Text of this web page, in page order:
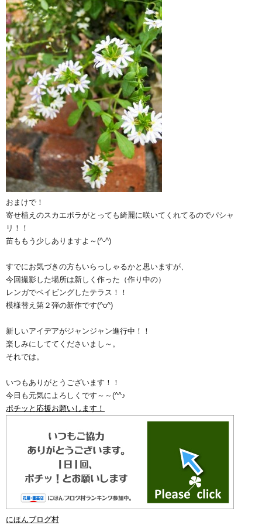
おまけで！
寄せ植えのスカエボラがとっても綺麗に咲いてくれてるのでパシャ
リ！！
苗ももう少しありますよ～(^-^)
すでにお気づきの方もいらっしゃるかと思いますが、
今回撮影した場所は新しく作った（作り中の）
レンガでペイビングしたテラス！！
模様替え第２弾の新作です(^o^)ゞ
新しいアイデアがジャンジャン進行中！！
楽しみにしててくださいまし～。
それでは。
いつもありがとうございます！！
今日も元気によろしくです～～(^^♪
ポチッと応援お願いします！
にほんブログ村